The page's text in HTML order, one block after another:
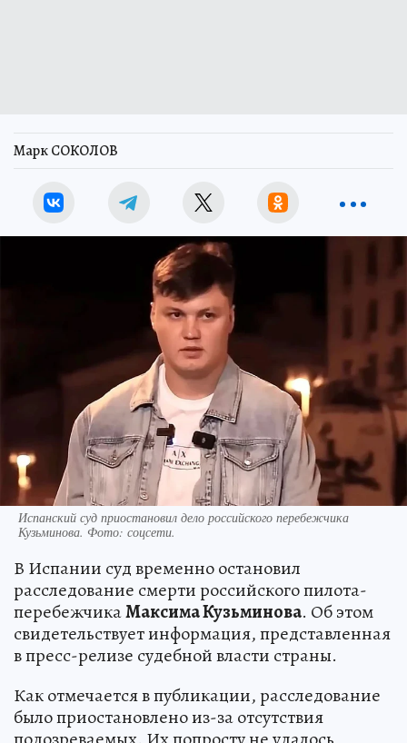
Марк СОКОЛОВ
Испанский суд приостановил дело российского перебежчика
Кузьминова. Фото: соцсети.
В Испании суд временно остановил
расследование смерти российского пилота-
перебежчикаМаксима Кузьминова. Об этом
свидетельствует информация, представленная
в пресс-релизе судебной власти страны.
Как отмечается в публикации, расследование
было приостановлено из-за отсутствия